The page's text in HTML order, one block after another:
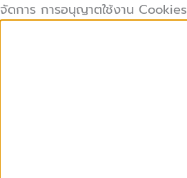
จัดการ การอนุญาตใช้งาน Cookies
คุกกี้
ที่
Preferences
คุกกี้
เก็บ
คุกกี้
การ
Skip